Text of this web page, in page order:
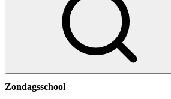
Zondagsschool